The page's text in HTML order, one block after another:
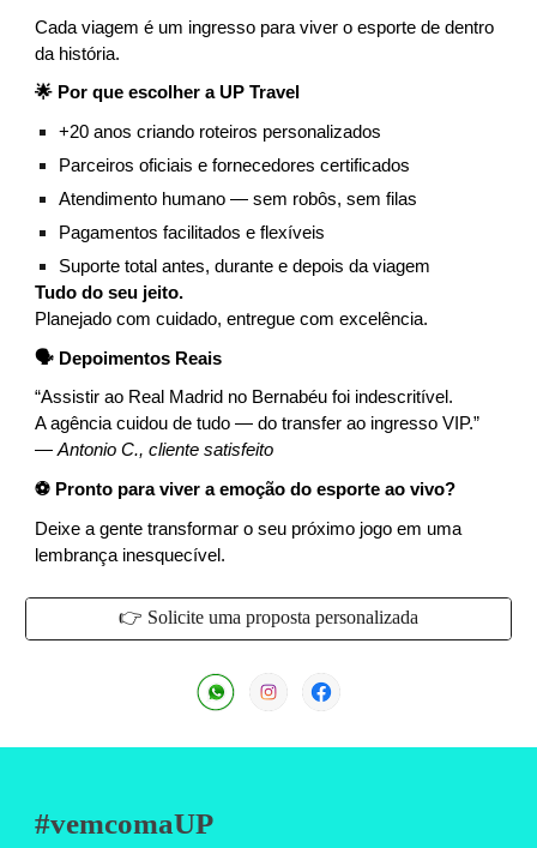
Cada viagem é um ingresso para viver o esporte de dentro
da história.
🌟 Por que escolher a UP Travel
+20 anos criando roteiros personalizados
Parceiros oficiais e fornecedores certificados
Atendimento humano — sem robôs, sem filas
Pagamentos facilitados e flexíveis
Suporte total antes, durante e depois da viagem
Tudo do seu jeito.
Planejado com cuidado, entregue com excelência.
🗣️ Depoimentos Reais
“Assistir ao Real Madrid no Bernabéu foi indescritível.
A agência cuidou de tudo — do transfer ao ingresso VIP.”
—Antonio C., cliente satisfeito
⚽ Pronto para viver a emoção do esporte ao vivo?
Deixe a gente transformar o seu próximo jogo em uma
lembrança inesquecível.
👉 Solicite uma proposta personalizada
#vemcomaUP